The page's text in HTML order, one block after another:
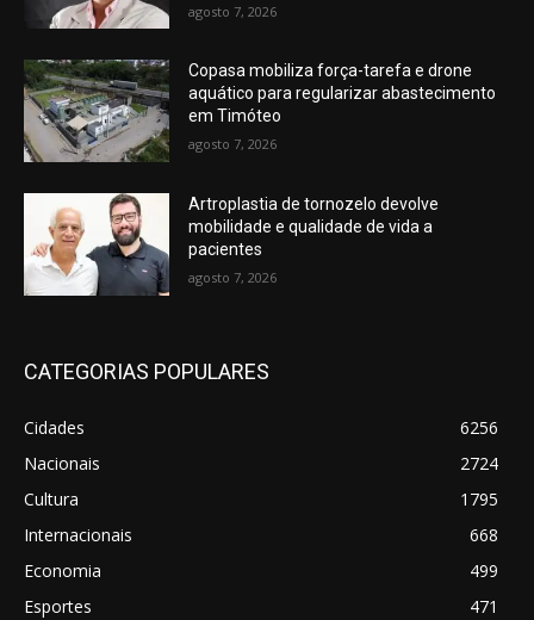
agosto 7, 2026
Copasa mobiliza força-tarefa e drone
aquático para regularizar abastecimento
em Timóteo
agosto 7, 2026
Artroplastia de tornozelo devolve
mobilidade e qualidade de vida a
pacientes
agosto 7, 2026
CATEGORIAS POPULARES
Cidades
6256
Nacionais
2724
Cultura
1795
Internacionais
668
Economia
499
Esportes
471